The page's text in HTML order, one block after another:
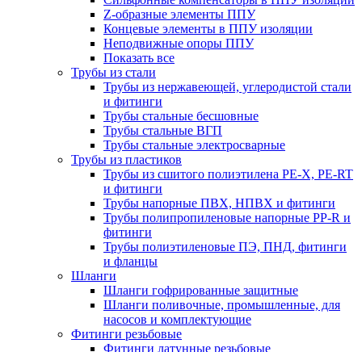
Z-образные элементы ППУ
Концевые элементы в ППУ изоляции
Неподвижные опоры ППУ
Показать все
Трубы из стали
Трубы из нержавеющей, углеродистой стали
и фитинги
Трубы стальные бесшовные
Трубы стальные ВГП
Трубы стальные электросварные
Трубы из пластиков
Трубы из сшитого полиэтилена PE-X, PE-RT
и фитинги
Трубы напорные ПВХ, НПВХ и фитинги
Трубы полипропиленовые напорные PP-R и
фитинги
Трубы полиэтиленовые ПЭ, ПНД, фитинги
и фланцы
Шланги
Шланги гофрированные защитные
Шланги поливочные, промышленные, для
насосов и комплектующие
Фитинги резьбовые
Фитинги латунные резьбовые